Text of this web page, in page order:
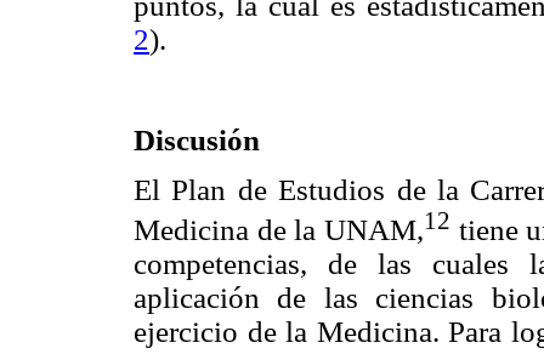
2).
Discusión
El Plan de Estudios de la
Medicina de la UNAM,12 tiene
competencias, de las
aplicación de las ciencias
ejercicio de la Medicina. Para